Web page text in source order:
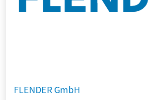
FLENDER GmbH